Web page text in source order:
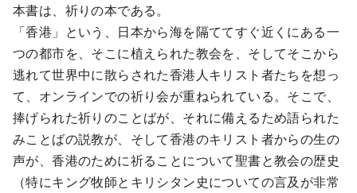
本書は、祈りの本である。
「香港」という、日本から海を隔ててすぐ近くにある一
つの都市を、そこに植えられた教会を、そしてそこから
逃れて世界中に散らされた香港人キリスト者たちを想っ
て、オンラインでの祈り会が重ねられている。そこで、
捧げられた祈りのことばが、それに備えるため語られた
みことばの説教が、そして香港のキリスト者からの生の
声が、香港のために祈ることについて聖書と教会の歴史
（特にキング牧師とキリシタン史についての言及が非常